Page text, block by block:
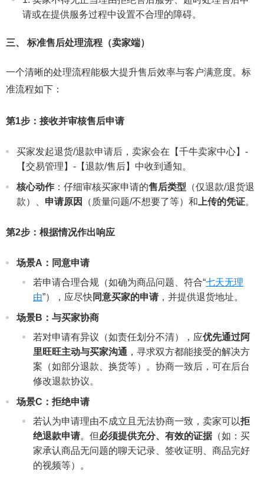
请或在提供服务过程中设置不合理的障碍。
三、 标准售后处理流程（卖家端）
一个清晰的处理流程能极大提升售后效率与客户满意度。标
准流程如下：
第1步：接收并审核售后申请
买家发起退货/退款申请后，卖家会在【千牛卖家中心】-
【交易管理】-【退款/售后】中收到通知。
核心动作 ：仔细审核买家申请的售后类型 （仅退款/退货退
款）、 申请原因 （质量问题/不想要了等）和 上传的凭证。
第2步：根据情况作出响应
场景A：同意申请
若申请合理合规（如确为商品问题、符合“七天无理
由”），应尽快同意买家的申请，并提供退货地址。
场景B：与买家协商
若对申请有异议（如责任划分不清），应优先通过阿
里旺旺主动与买家沟通 ，寻求双方都能接受的解决方
案（如部分退款、换货等）。协商一致后，可在后台
修改退款协议。
场景C：拒绝申请
若认为申请理由不成立且无法协商一致，卖家可以拒
绝退款申请。但必须提供充分、有效的证据（如：买
家承认商品无问题的聊天记录、签收证明、商品完好
的视频等）。